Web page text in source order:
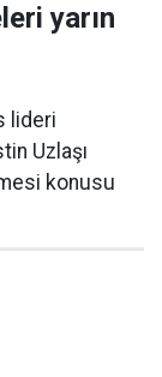
yarın
lideri
Uzlaşı
konusu